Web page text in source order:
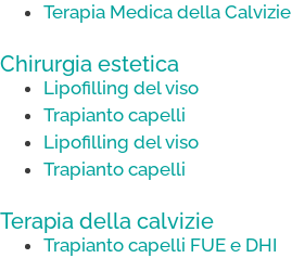
Terapia Medica della Calvizie
Chirurgia estetica
Lipofilling del viso
Trapianto capelli
Lipofilling del viso
Trapianto capelli
Terapia della calvizie
Trapianto capelli FUE e DHI